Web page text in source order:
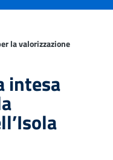
la valorizzazione
intesa